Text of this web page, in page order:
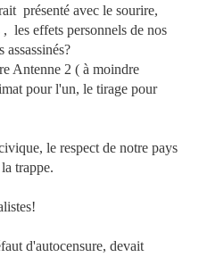
présenté avec le sourire,
les effets personnels de nos
Antenne 2 ( à moindre
pour l'un, le tirage pour
le respect de notre pays
trappe.
d'autocensure, devait